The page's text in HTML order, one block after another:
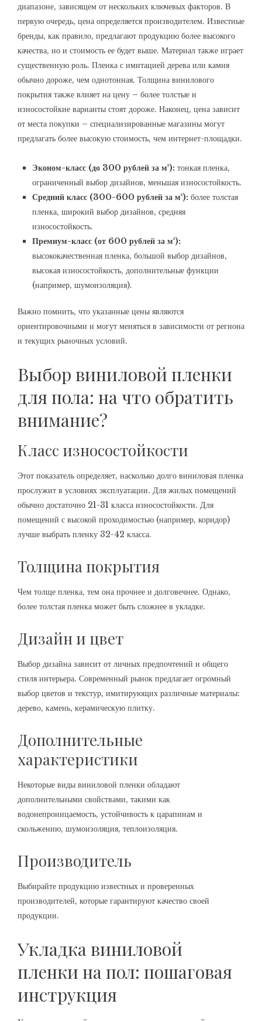
диапазоне, зависящем от нескольких ключевых факторов. В
первую очередь, цена определяется производителем. Известные
бренды, как правило, предлагают продукцию более высокого
качества, но и стоимость ее будет выше. Материал также играет
существенную роль. Пленка с имитацией дерева или камня
обычно дороже, чем однотонная. Толщина винилового
покрытия также влияет на цену – более толстые и
износостойкие варианты стоят дороже. Наконец, цена зависит
от места покупки – специализированные магазины могут
предлагать более высокую стоимость, чем интернет-площадки.
Эконом-класс (до 300 рублей за м²): тонкая пленка,
ограниченный выбор дизайнов, меньшая износостойкость.
Средний класс (300-600 рублей за м²): более толстая
пленка, широкий выбор дизайнов, средняя
износостойкость.
Премиум-класс (от 600 рублей за м²):
высококачественная пленка, большой выбор дизайнов,
высокая износостойкость, дополнительные функции
(например, шумоизоляция).
Важно помнить, что указанные цены являются
ориентировочными и могут меняться в зависимости от региона
и текущих рыночных условий.
Выбор виниловой пленки
для пола: на что обратить
внимание?
Класс износостойкости
Этот показатель определяет, насколько долго виниловая пленка
прослужит в условиях эксплуатации. Для жилых помещений
обычно достаточно 21-31 класса износостойкости. Для
помещений с высокой проходимостью (например, коридор)
лучше выбрать пленку 32-42 класса.
Толщина покрытия
Чем толще пленка, тем она прочнее и долговечнее. Однако,
более толстая пленка может быть сложнее в укладке.
Дизайн и цвет
Выбор дизайна зависит от личных предпочтений и общего
стиля интерьера. Современный рынок предлагает огромный
выбор цветов и текстур, имитирующих различные материалы:
дерево, камень, керамическую плитку.
Дополнительные
характеристики
Некоторые виды виниловой пленки обладают
дополнительными свойствами, такими как
водонепроницаемость, устойчивость к царапинам и
скольжению, шумоизоляция, теплоизоляция.
Производитель
Выбирайте продукцию известных и проверенных
производителей, которые гарантируют качество своей
продукции.
Укладка виниловой
пленки на пол: пошаговая
инструкция